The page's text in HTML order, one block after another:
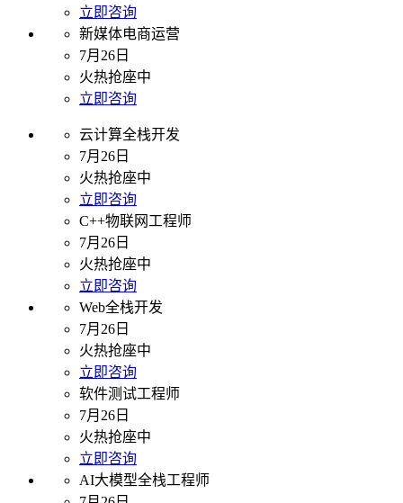
立即咨询
新媒体电商运营
7月26日
火热抢座中
立即咨询
云计算全栈开发
7月26日
火热抢座中
立即咨询
C++物联网工程师
7月26日
火热抢座中
立即咨询
Web全栈开发
7月26日
火热抢座中
立即咨询
软件测试工程师
7月26日
火热抢座中
立即咨询
AI大模型全栈工程师